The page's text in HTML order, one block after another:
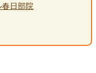
春日部院